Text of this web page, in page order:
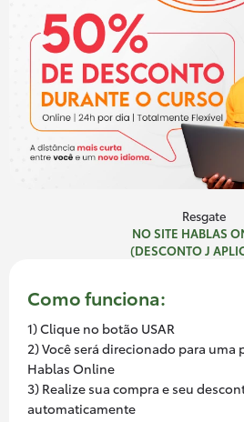
Resgate
NO SITE HABLAS
(DESCONTO J
Como funciona:
1) Clique no botão USAR
2) Você será direcionado para uma
Hablas Online
3) Realize sua compra e seu
automaticamente